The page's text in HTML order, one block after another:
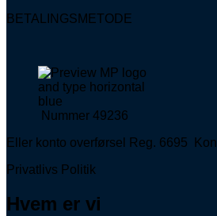
BETALINGSMETODE
Nummer 49236
Eller konto overførsel Reg. 6695
Privatlivs Politik
Hvem er vi